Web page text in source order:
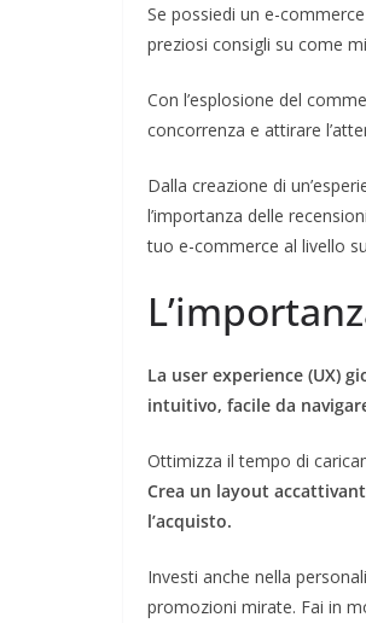
Se possiedi un e-
preziosi consigli su come
Con l’esplosione del
concorrenza e attirare
Dalla creazione di
l’importanza delle
tuo e-commerce al livello
La user experience (UX)
intuitivo, facile da
Ottimizza il tempo di
Crea un layout
l’acquisto.
Investi anche nella
promozioni mirate. Fai in